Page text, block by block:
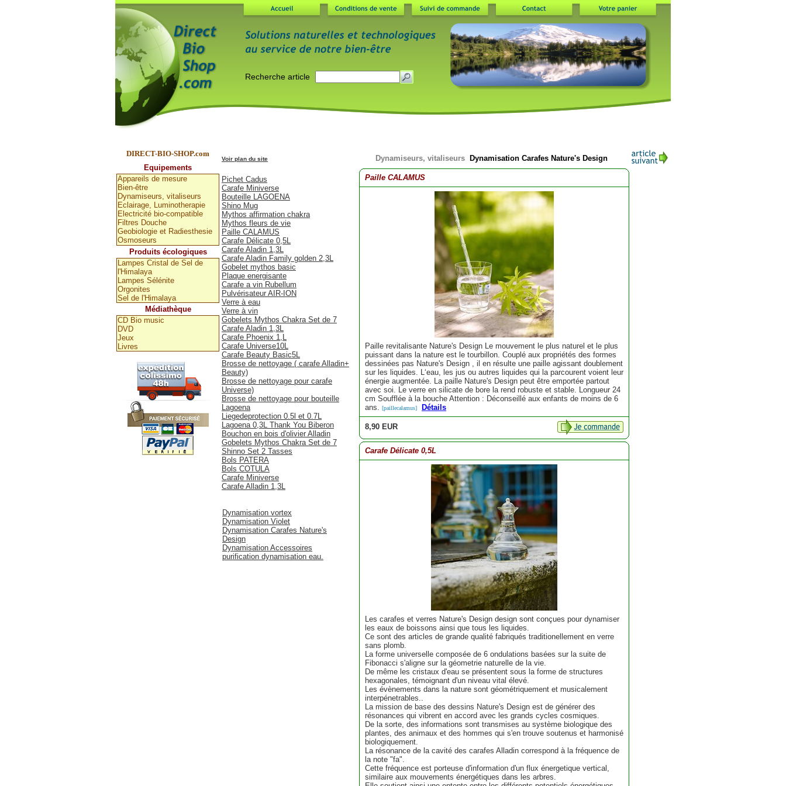
DIRECT-BIO-SHOP.com
Equipements
Appareils de mesure
Bien-être
Dynamiseurs, vitaliseurs
Eclairage, Luminotherapie
Electricité bio-compatible
Filtres Douche
Geobiologie et Radiesthesie
Osmoseurs
Produits écologiques
Lampes Cristal de Sel de
l'Himalaya
Lampes Sélénite
Orgonites
Sel de l'Himalaya
Médiathèque
CD Bio music
DVD
Jeux
Livres
Voir plan du site Dynamiseurs, vitaliseurs Dynamisation Carafes Nature's Design
Pichet Cadus
Carafe Miniverse
Bouteille LAGOENA
Shino Mug
Mythos affirmation chakra
Mythos fleurs de vie
Paille CALAMUS
Carafe Délicate 0,5L
Carafe Aladin 1,3L
Carafe Aladin Family golden 2,3L
Gobelet mythos basic
Plaque energisante
Carafe a vin Rubellum
Pulvérisateur AIR-ION
Verre à eau
Verre à vin
Gobelets Mythos Chakra Set de 7
Carafe Aladin 1,3L
Carafe Phoenix 1,L
Carafe Universe10L
Carafe Beauty Basic5L
Brosse de nettoyage ( carafe Alladin+
Beauty)
Brosse de nettoyage pour carafe
Universe)
Brosse de nettoyage pour bouteille
Lagoena
Liegedeprotection 0.5l et 0.7L
Lagoena 0,3L Thank You Biberon
Bouchon en bois d'olivier Alladin
Gobelets Mythos Chakra Set de 7
Shinno Set 2 Tasses
Bols PATERA
Bols COTULA
Carafe Miniverse
Carafe Alladin 1,3L
Dynamisation vortex
Dynamisation Violet
Dynamisation Carafes Nature's
Design
Dynamisation Accessoires
purification dynamisation eau.
Paille CALAMUS
Paille revitalisante Nature's Design Le mouvement le plus naturel et le plus
puissant dans la nature est le tourbillon. Couplé aux propriétés des formes
dessinées pas Nature's Design , il en résulte une paille agissant doublement
sur les liquides. L‘eau, les jus ou autres liquides qui la parcourent voient leur
énergie augmentée. La paille Nature's Design peut être emportée partout
avec soi. Le verre en silicate de bore la rend robuste et stable. Longueur 24
cm Soufflée à la bouche Attention : Déconseillé aux enfants de moins de 6
ans. [paillecalamus] Détails
8,90 EUR
Carafe Délicate 0,5L
Les carafes et verres Nature's Design design sont conçues pour dynamiser
les eaux de boissons ainsi que tous les liquides.
Ce sont des articles de grande qualité fabriqués traditionellement en verre
sans plomb.
La forme universelle composée de 6 ondulations basées sur la suite de
Fibonacci s'aligne sur la géometrie naturelle de la vie.
De même les cristaux d'eau se présentent sous la forme de structures
hexagonales, témoignant d'un niveau vital élevé.
Les évènements dans la nature sont géométriquement et musicalement
interpénetrables..
La mission de base des dessins Nature's Design est de générer des
résonances qui vibrent en accord avec les grands cycles cosmiques.
De la sorte, des informations sont transmises au système biologique des
plantes, des animaux et des hommes qui s'en trouve soutenus et harmonisé
biologiquement.
La résonance de la cavité des carafes Alladin correspond à la fréquence de
la note "fa".
Cette fréquence est porteuse d'information d'un flux énergetique vertical,
similaire aux mouvements énergétiques dans les arbres.